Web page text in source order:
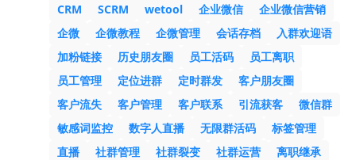
CRM SCRM wetool 企业微信
企业微信营销
企微
企微教程 企微管理 会话存档
入群欢迎语
加粉链接
历史朋友圈 员工活码
员工离职
员工管理
定位进群 定时群发
客户朋友圈
客户流失
客户管理 客户联系 引流获客
微信群
敏感词监控
数字人直播 无限群活码
标签管理
直播
社群管理 社群裂变 社群运营
离职继承